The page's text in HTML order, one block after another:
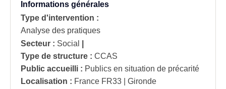
Informations générales
Type d'intervention :
Analyse des pratiques
Secteur : Social
Type de structure : CCAS
Public accueilli : Publics en situation de précarité
Localisation : France FR33 | Gironde